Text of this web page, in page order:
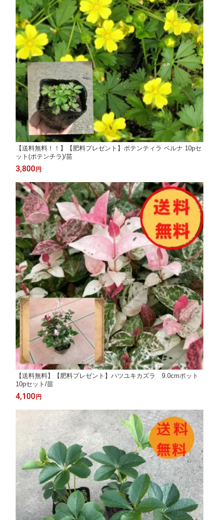
【送料無料！！】【肥料プレゼント】ポテンティラ ベルナ 10pセ
ット(ポテンチラ)/苗
3,800円
【送料無料】【肥料プレゼント】ハツユキカズラ 9.0cmポット
10pセット/苗
4,100円